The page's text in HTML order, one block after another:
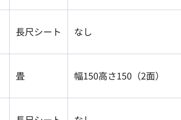
長尺シート なし
畳 幅150高さ150（2面）